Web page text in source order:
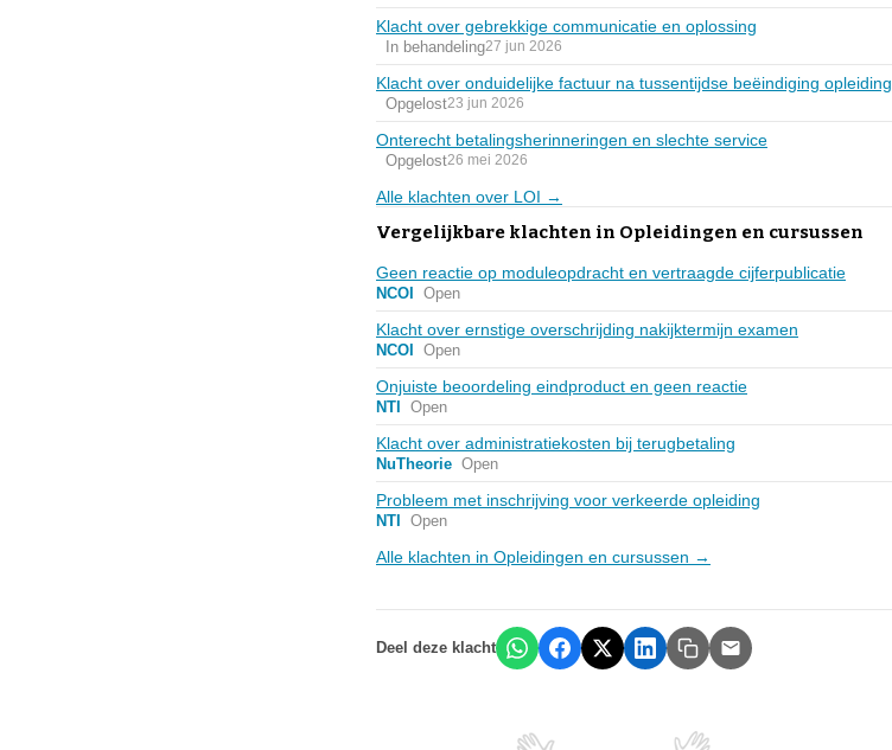
Klacht over gebrekkige communicatie en oplossing
In behandeling27 jun 2026
Klacht over onduidelijke factuur na tussentijdse beëindiging opleiding
Opgelost23 jun 2026
Onterecht betalingsherinneringen en slechte service
Opgelost26 mei 2026
Alle klachten over LOI →
Vergelijkbare klachten in Opleidingen en cursussen
Geen reactie op moduleopdracht en vertraagde cijferpublicatie
NCOI Open
Klacht over ernstige overschrijding nakijktermijn examen
NCOI Open
Onjuiste beoordeling eindproduct en geen reactie
NTI Open
Klacht over administratiekosten bij terugbetaling
NuTheorie Open
Probleem met inschrijving voor verkeerde opleiding
NTI Open
Alle klachten in Opleidingen en cursussen →
Deel deze klacht